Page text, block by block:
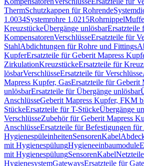
ThermSchutzkappen für Rohrende
1.0034Systemrohre 1.0215Rohrnippel
KreuzstückeÜbergänge unlösbarErsatzteile
KompensatorenVerschlüsseErsatzteile für
StahlAbdichtungen für Rohre und Fittings
KupferErsatzteile für Geberit Mapress
ZirkulationKreuzstückeErsatzteile für
lösbarVerschlüsseErsatzteile für Verschlüsse
Mapress Kupfer, GasErsatzteile für Geberit
unlösbarErsatzteile für Übergänge unlösbar
AnschlüsseGeberit Mapress Kupfer, FKM
StückeErsatzteile für T-StückeÜbergänge
VerschlüsseZubehör für Geberit Mapress
AnschlüsseErsatzteile für Befestigungen für
HygienespüleinheitenSensorenKabel
mit HygienespülungHygieneeinbaumodule
mit HygienespülungSensorenKabelNetzteile
HygienesystemGatewaysErsatzteile für